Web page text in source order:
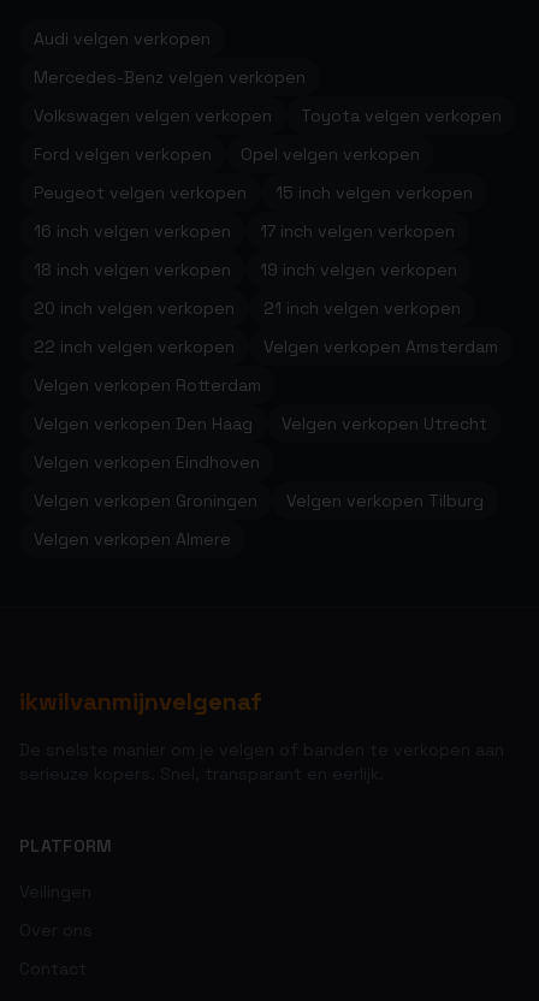
Audi velgen verkopen
Mercedes-Benz velgen verkopen
Volkswagen velgen verkopen
Toyota velgen verkopen
Ford velgen verkopen
Opel velgen verkopen
Peugeot velgen verkopen
15 inch velgen verkopen
16 inch velgen verkopen
17 inch velgen verkopen
18 inch velgen verkopen
19 inch velgen verkopen
20 inch velgen verkopen
21 inch velgen verkopen
22 inch velgen verkopen
Velgen verkopen Amsterdam
Velgen verkopen Rotterdam
Velgen verkopen Den Haag
Velgen verkopen Utrecht
Velgen verkopen Eindhoven
Velgen verkopen Groningen
Velgen verkopen Tilburg
Velgen verkopen Almere
ikwilvanmijnvelgenaf
PLATFORM